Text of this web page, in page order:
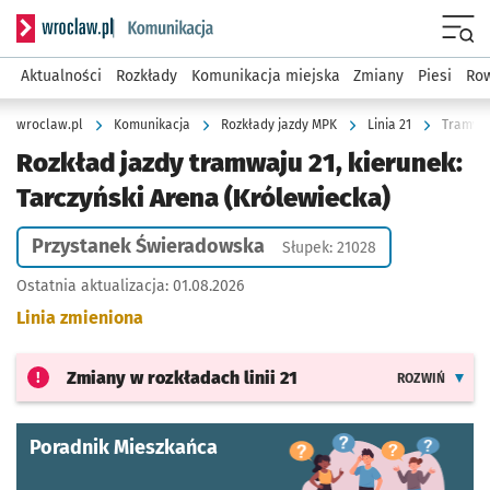
Serwis informacyjny wroclaw.pl podserwis: Komunikacja
Aktualności Rozkłady Komunikacja miejska Zmiany Piesi
wroclaw.pl Komunikacja Rozkłady jazdy MPK Linia 21
Rozkład jazdy tramwaju 21, kierunek:
Tarczyński Arena (Królewiecka)
Przystanek Świeradowska Słupek: 21028
Ostatnia aktualizacja: 01.08.2026
Linia zmieniona
Zmiany w rozkładach linii 21 ROZWIŃ
Poradnik Mieszkańca